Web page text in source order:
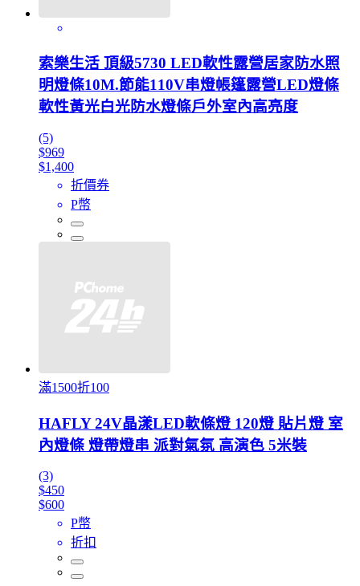
索樂生活 頂級5730 LED軟性露營居家防水照
明燈條10M.節能110V串燈帳篷露營LED燈條
軟性黃光白光防水燈條戶外室內高亮度
(5)
$969
$1,400
折價券
P幣
滿1500折100
HAFLY 24V晶漾LED軟條燈 120燈 貼片燈 室
內燈條 燈帶燈串 派對氣氛 高演色 5米裝
(3)
$450
$600
P幣
折扣